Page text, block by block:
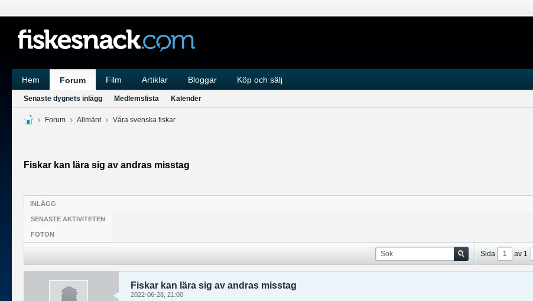
Hem Forum Film Artiklar Bloggar Köp och sälj
Senaste dygnets inlägg Medlemslista Kalender
Forum Allmänt Våra svenska fiskar
Fiskar kan lära sig av andras misstag
INLÄGG
SENASTE AKTIVITETEN
FOTON
Sida av 1
Fiskar kan lära sig av andras misstag
2022-06-28, 21:00